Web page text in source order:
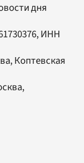
дня
ИНН
Коптевская
,